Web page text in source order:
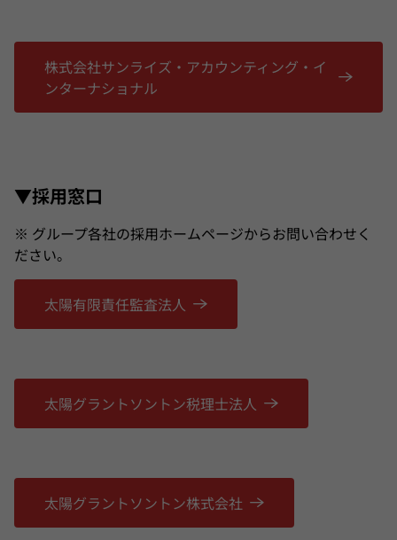
株式会社サンライズ・アカウンティング・イ
ンターナショナル
▼採用窓口
※ グループ各社の採用ホームページからお問い合わせく
ださい。
太陽有限責任監査法人
太陽グラントソントン税理士法人
太陽グラントソントン株式会社